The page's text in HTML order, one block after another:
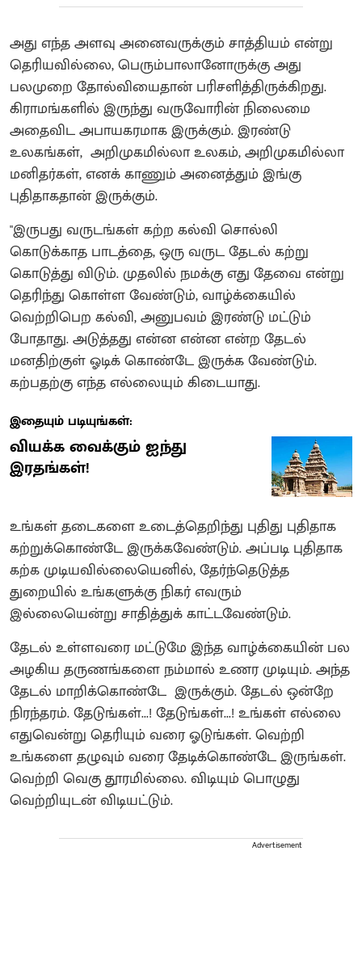
அது எந்த அளவு அனைவருக்கும் சாத்தியம் என்று
தெரியவில்லை, பெரும்பாலானோருக்கு அது
பலமுறை தோல்வியைதான் பரிசளித்திருக்கிறது.
கிராமங்களில் இருந்து வருவோரின் நிலைமை
அதைவிட அபாயகரமாக இருக்கும். இரண்டு
உலகங்கள், அறிமுகமில்லா உலகம், அறிமுகமில்லா
மனிதர்கள், எனக் காணும் அனைத்தும் இங்கு
புதிதாகதான் இருக்கும்.
"இருபது வருடங்கள் கற்ற கல்வி சொல்லி
கொடுக்காத பாடத்தை, ஒரு வருட தேடல் கற்று
கொடுத்து விடும். முதலில் நமக்கு எது தேவை என்று
தெரிந்து கொள்ள வேண்டும், வாழ்க்கையில்
வெற்றிபெற கல்வி, அனுபவம் இரண்டு மட்டும்
போதாது. அடுத்தது என்ன என்ன என்ற தேடல்
மனதிற்குள் ஓடிக் கொண்டே இருக்க வேண்டும்.
கற்பதற்கு எந்த எல்லையும் கிடையாது.
இதையும் படியுங்கள்:
வியக்க வைக்கும் ஐந்து
இரதங்கள்!
உங்கள் தடைகளை உடைத்தெறிந்து புதிது புதிதாக
கற்றுக்கொண்டே இருக்கவேண்டும். அப்படி புதிதாக
கற்க முடியவில்லையெனில், தேர்ந்தெடுத்த
துறையில் உங்களுக்கு நிகர் எவரும்
இல்லையென்று சாதித்துக் காட்டவேண்டும்.
தேடல் உள்ளவரை மட்டுமே இந்த வாழ்க்கையின் பல
அழகிய தருணங்களை நம்மால் உணர முடியும். அந்த
தேடல் மாறிக்கொண்டே இருக்கும். தேடல் ஒன்றே
நிரந்தரம். தேடுங்கள்...! தேடுங்கள்...! உங்கள் எல்லை
எதுவென்று தெரியும் வரை ஓடுங்கள். வெற்றி
உங்களை தழுவும் வரை தேடிக்கொண்டே இருங்கள்.
வெற்றி வெகு தூரமில்லை. விடியும் பொழுது
வெற்றியுடன் விடியட்டும்.
Advertisement